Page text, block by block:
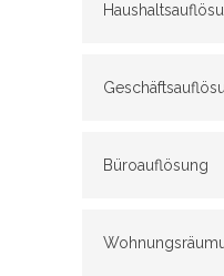
Büroauflösung